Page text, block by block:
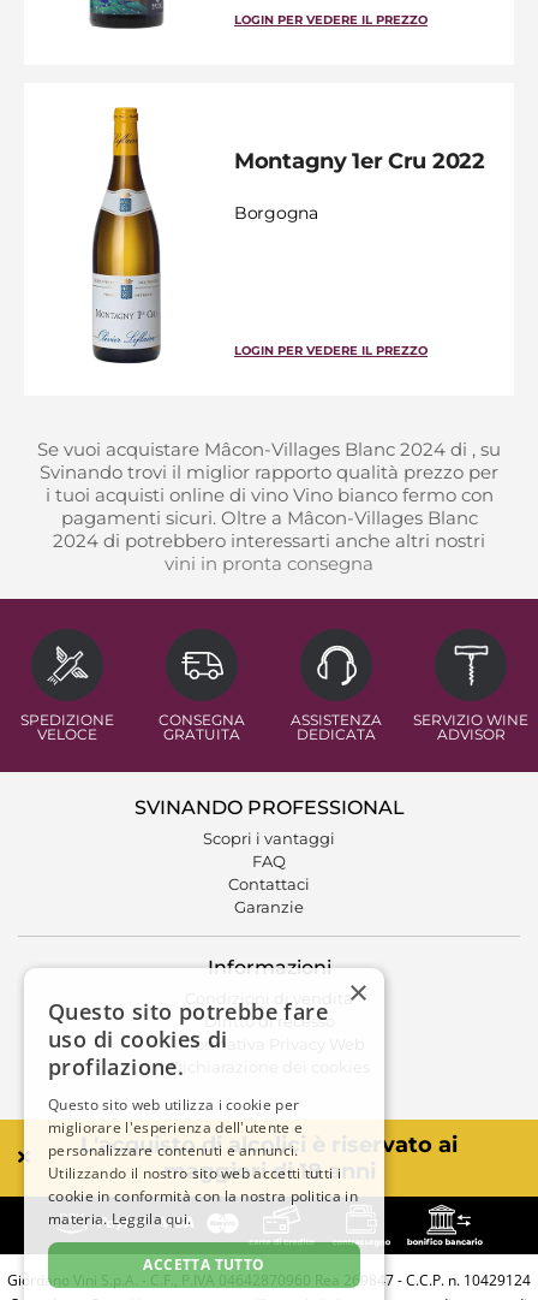
LOGIN PER VEDERE IL PREZZO
Montagny 1er Cru 2022
Borgogna
LOGIN PER VEDERE IL PREZZO
Se vuoi acquistare Mâcon-Villages Blanc 2024 di , su
Svinando trovi il miglior rapporto qualità prezzo per
i tuoi acquisti online di vino Vino bianco fermo con
pagamenti sicuri. Oltre a Mâcon-Villages Blanc
2024 di potrebbero interessarti anche altri nostri
vini in pronta consegna
SPEDIZIONE
VELOCE
CONSEGNA
GRATUITA
ASSISTENZA
DEDICATA
SERVIZIO WINE
ADVISOR
SVINANDO PROFESSIONAL
Scopri i vantaggi
FAQ
Contattaci
Garanzie
Informazioni
Condizioni di vendita
Diritto di recesso
Informativa Privacy Web
Dichiarazione dei cookies
L'acquisto di alcolici è riservato ai
maggiori di 18 anni
Giordano Vini S.p.A. - C.F., P.IVA 04642870960 Rea 269847 - C.C.P. n. 10429124
×
Questo sito potrebbe fare
uso di cookies di
profilazione.
Questo sito web utilizza i cookie per
migliorare l'esperienza dell'utente e
personalizzare contenuti e annunci.
Utilizzando il nostro sito web accetti tutti i
cookie in conformità con la nostra politica in
materia.Leggila qui.
ACCETTA TUTTO